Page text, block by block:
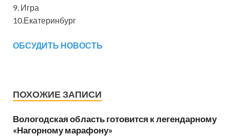
9. Игра
10.Екатеринбург
ОБСУДИТЬ НОВОСТЬ
ПОХОЖИЕ ЗАПИСИ
Вологодская область готовится к легендарному
«Нагорному марафону»